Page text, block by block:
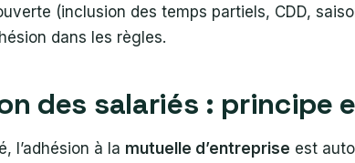
(inclusion des temps partiels, CDD,
dans les règles.
des salariés : principe
l’adhésion à la mutuelle d’entreprise est